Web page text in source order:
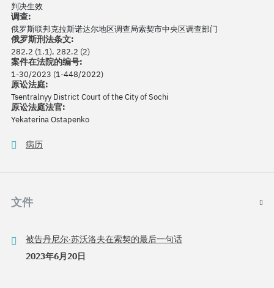
判决生效
调查:
俄罗斯联邦克拉斯诺达尔地区调查局索契市中央区调查部门
俄罗斯刑法条文:
282.2 (1.1), 282.2 (2)
案件在法院的编号:
1-30/2023 (1-448/2022)
原讼法庭:
Tsentralnyy District Court of the City of Sochi
原讼法庭法官:
Yekaterina Ostapenko
病历
文件
被告丹尼尔·苏沃洛夫在索契的最后一句话
2023年6月20日